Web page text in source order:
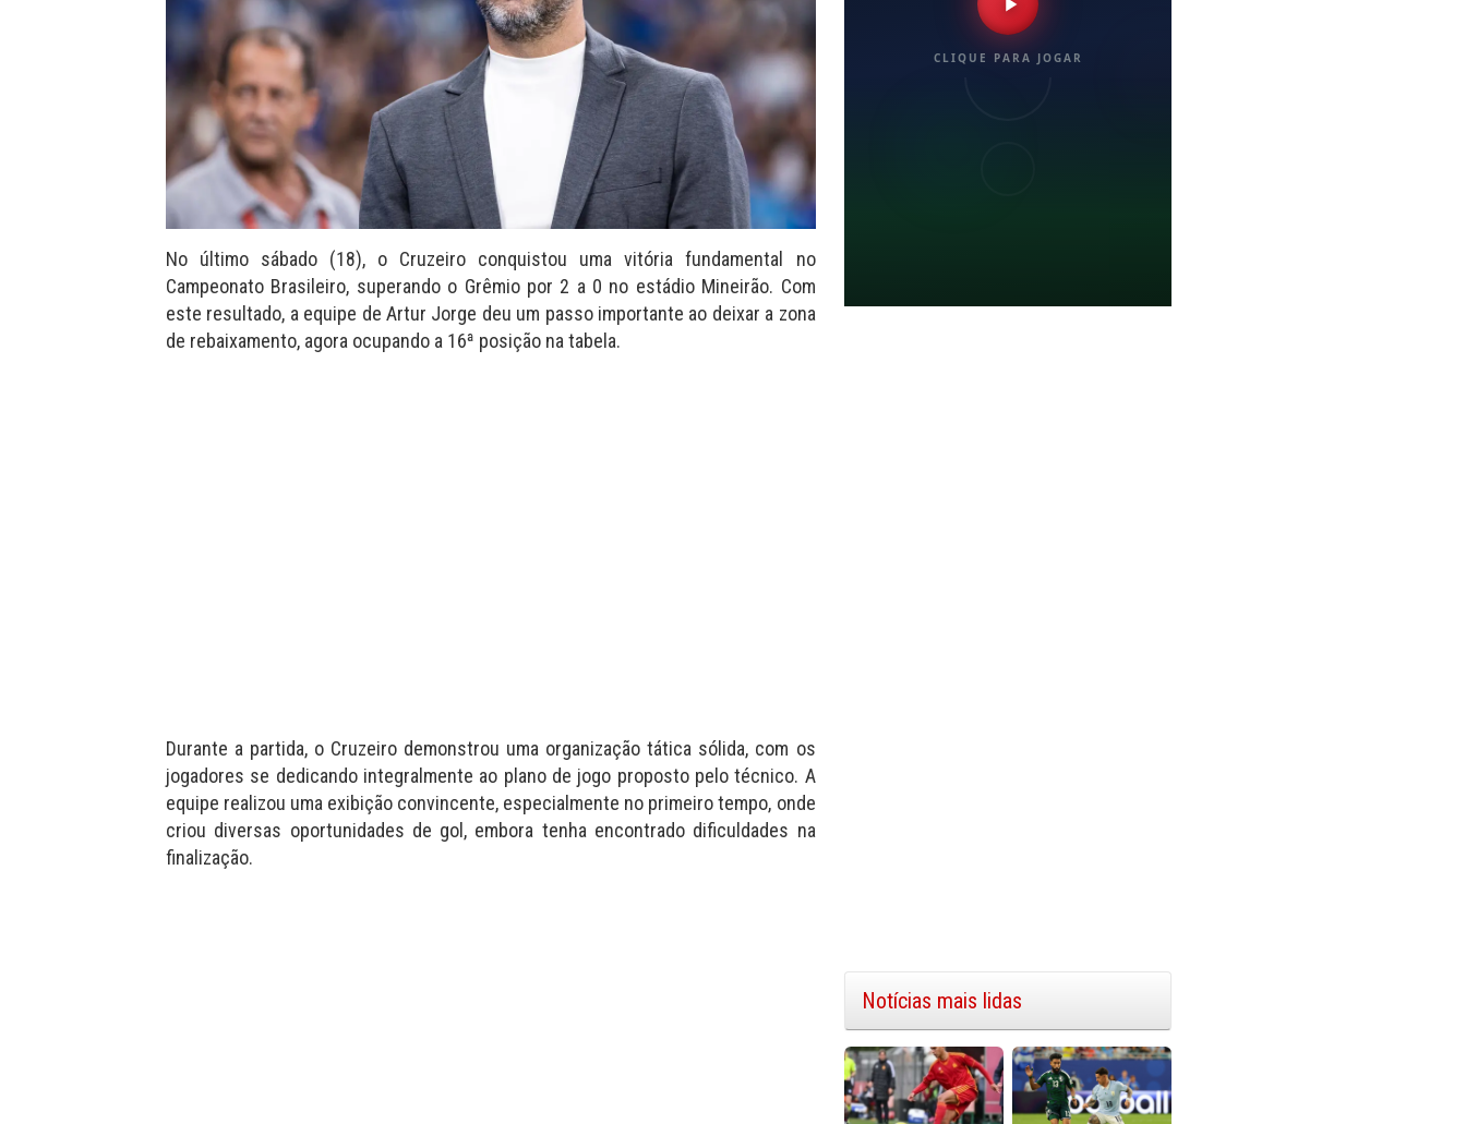
No último sábado (18), o Cruzeiro conquistou uma vitória fundamental no
Campeonato Brasileiro, superando o Grêmio por 2 a 0 no estádio Mineirão. Com
este resultado, a equipe de Artur Jorge deu um passo importante ao deixar a zona
de rebaixamento, agora ocupando a 16ª posição na tabela.
Durante a partida, o Cruzeiro demonstrou uma organização tática sólida, com os
jogadores se dedicando integralmente ao plano de jogo proposto pelo técnico. A
equipe realizou uma exibição convincente, especialmente no primeiro tempo, onde
criou diversas oportunidades de gol, embora tenha encontrado dificuldades na
finalização.
CLIQUE PARA JOGAR
Notícias mais lidas